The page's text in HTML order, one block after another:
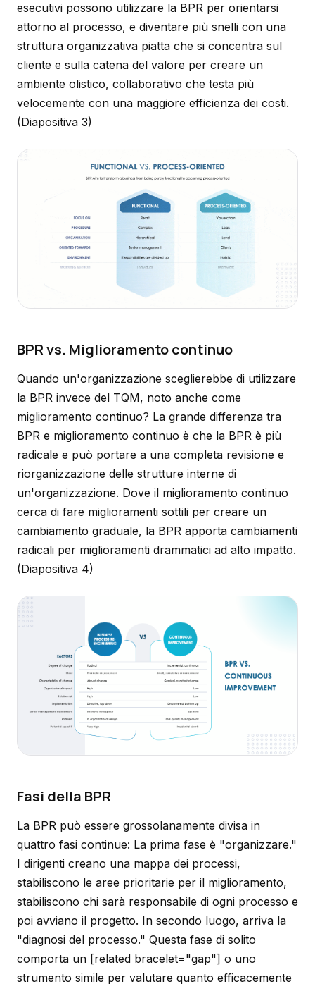
esecutivi possono utilizzare la BPR per orientarsi
attorno al processo, e diventare più snelli con una
struttura organizzativa piatta che si concentra sul
cliente e sulla catena del valore per creare un
ambiente olistico, collaborativo che testa più
velocemente con una maggiore efficienza dei costi.
(Diapositiva 3)
BPR vs. Miglioramento continuo
Quando un'organizzazione sceglierebbe di utilizzare
la BPR invece del TQM, noto anche come
miglioramento continuo? La grande differenza tra
BPR e miglioramento continuo è che la BPR è più
radicale e può portare a una completa revisione e
riorganizzazione delle strutture interne di
un'organizzazione. Dove il miglioramento continuo
cerca di fare miglioramenti sottili per creare un
cambiamento graduale, la BPR apporta cambiamenti
radicali per miglioramenti drammatici ad alto impatto.
(Diapositiva 4)
Fasi della BPR
La BPR può essere grossolanamente divisa in
quattro fasi continue: La prima fase è "organizzare."
I dirigenti creano una mappa dei processi,
stabiliscono le aree prioritarie per il miglioramento,
stabiliscono chi sarà responsabile di ogni processo e
poi avviano il progetto. In secondo luogo, arriva la
"diagnosi del processo." Questa fase di solito
comporta un [related bracelet="gap"] o uno
strumento simile per valutare quanto efficacemente